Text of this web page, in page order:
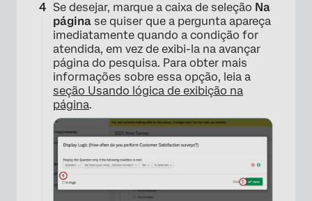
Se desejar, marque a caixa de seleção Na
página se quiser que a pergunta apareça
imediatamente quando a condição for
atendida, em vez de exibi-la na avançar
página do pesquisa. Para obter mais
informações sobre essa opção, leia a
seção Usando lógica de exibição na
página.